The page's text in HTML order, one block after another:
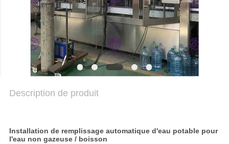
Description de produit
Installation de remplissage automatique d'eau potable pour
l'eau non gazeuse / boisson